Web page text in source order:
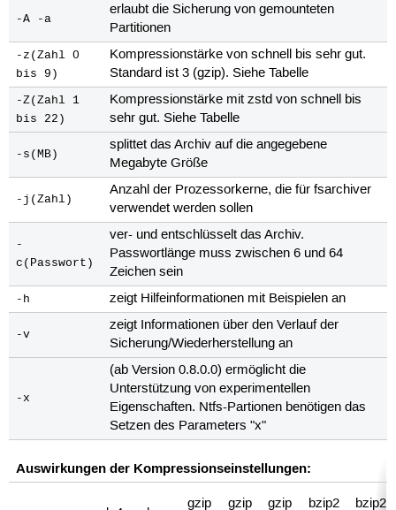
-A -a
erlaubt die Sicherung von gemounteten
Partitionen
-z(Zahl 0
bis 9)
Kompressionstärke von schnell bis sehr gut.
Standard ist 3 (gzip). Siehe Tabelle
-Z(Zahl 1
bis 22)
Kompressionstärke mit zstd von schnell bis
sehr gut. Siehe Tabelle
-s(MB)
splittet das Archiv auf die angegebene
Megabyte Größe
-j(Zahl)
Anzahl der Prozessorkerne, die für fsarchiver
verwendet werden sollen
-
c(Passwort)
ver- und entschlüsselt das Archiv.
Passwortlänge muss zwischen 6 und 64
Zeichen sein
-h zeigt Hilfeinformationen mit Beispielen an
-v
zeigt Informationen über den Verlauf der
Sicherung/Wiederherstellung an
-x
(ab Version 0.8.0.0) ermöglicht die
Unterstützung von experimentellen
Eigenschaften. Ntfs-Partionen benötigen das
Setzen des Parameters "x"
Auswirkungen der Kompressionseinstellungen:
gzip
gzip
gzip
bzip2
bzip2